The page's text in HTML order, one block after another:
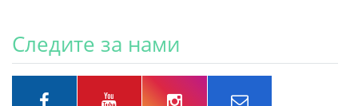
Следите за нами